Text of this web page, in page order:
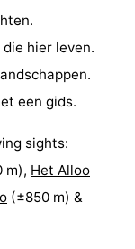
hier leven.
een gids.
sights:
m), Het Alloo
(±850 m) &